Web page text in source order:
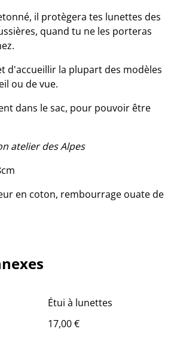
il protègera tes lunettes des
quand tu ne les porteras
d'accueillir la plupart des modèles
ou de vue.
dans le sac, pour pouvoir être
atelier des Alpes
en coton, rembourrage ouate de
Étui à lunettes
17,00 €